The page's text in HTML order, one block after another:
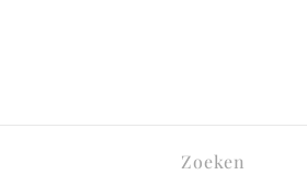
Zoeken